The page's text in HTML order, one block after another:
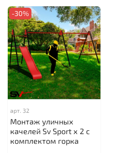
-30%
арт. 32
Монтаж уличных
качелей Sv Sport х 2 с
комплектом горка